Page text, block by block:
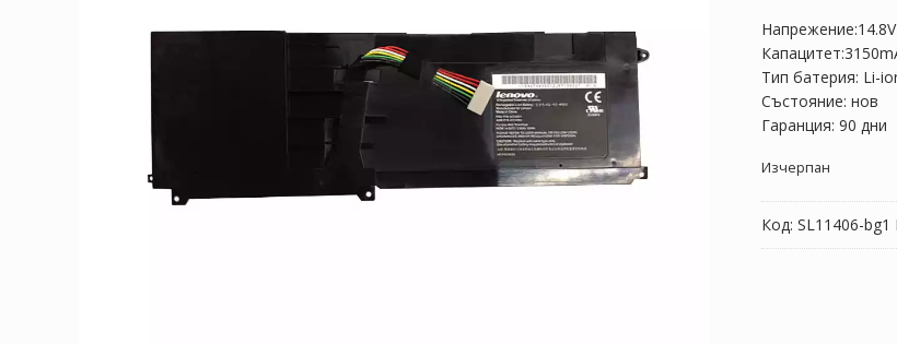
156.76
Напрежение:14.8V
Тип батерия: Li-
Състояние: нов
Гаранция: 90 дни
Изчерпан
Код: SL11406-bg1